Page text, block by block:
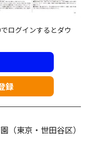
ログインするとダウ
録
（東京・世田谷区）